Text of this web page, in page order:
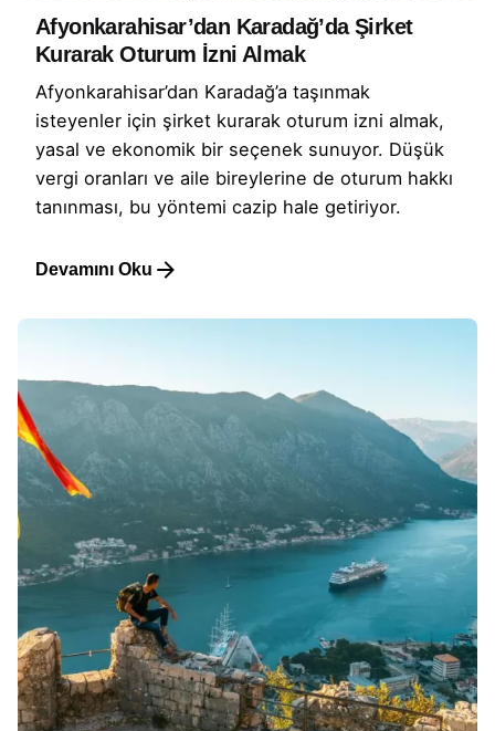
Afyonkarahisar’dan Karadağ’da Şirket
Kurarak Oturum İzni Almak
Afyonkarahisar’dan Karadağ’a taşınmak
isteyenler için şirket kurarak oturum izni almak,
yasal ve ekonomik bir seçenek sunuyor. Düşük
vergi oranları ve aile bireylerine de oturum hakkı
tanınması, bu yöntemi cazip hale getiriyor.
Devamını Oku